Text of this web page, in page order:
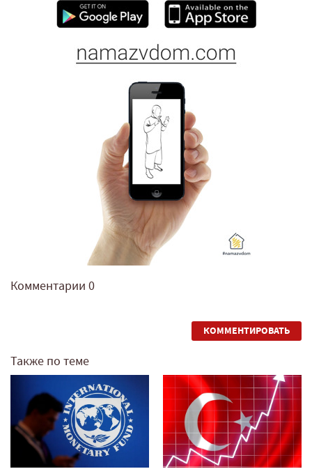
Комментарии 0
КОММЕНТИРОВАТЬ
Также по теме